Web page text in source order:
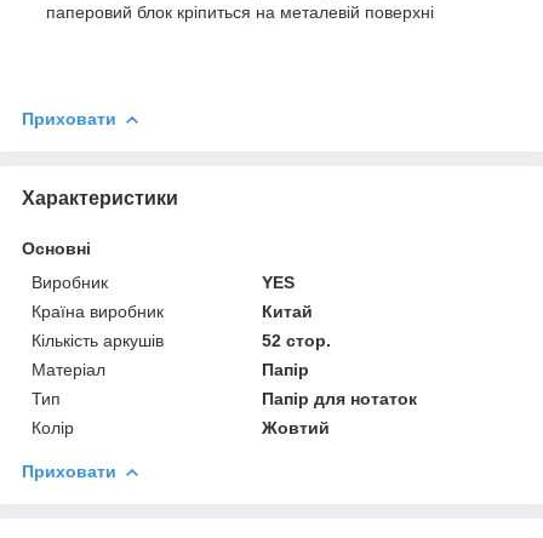
паперовий блок кріпиться на металевій поверхні
Приховати
Характеристики
Основні
Виробник
YES
Країна виробник
Китай
Кількість аркушів
52 стор.
Матеріал
Папір
Тип
Папір для нотаток
Колір
Жовтий
Приховати